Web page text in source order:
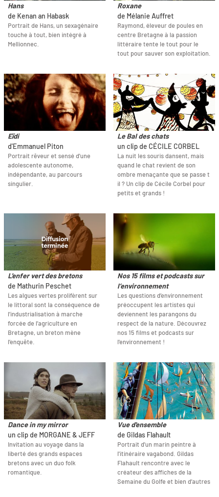
Hans
de Kenan an Habask
Portrait de Hans, un sexagénaire
touche à tout, bien intégré à
Mellionnec.
Roxane
de Mélanie Auffret
Raymond, éleveur de poules en
centre Bretagne à la passion
littéraire tente le tout pour le
tout pour sauver son exploitation.
Eïdi
d'Emmanuel Piton
Portrait rêveur et sensé d'une
adolescente autonome,
indépendante, au parcours
singulier.
Le Bal des chats
un clip de CÉCILE CORBEL
La nuit les souris dansent, mais
quand le chat revient de son
ombre menaçante que se passe t
il ? Un clip de Cécile Corbel pour
petits et grands !
L'enfer vert des bretons
de Mathurin Peschet
Les algues vertes prolifèrent sur
le littoral sont la conséquence de
l’industrialisation à marche
forcée de l’agriculture en
Bretagne, un breton mène
l’enquête.
Nos 15 films et podcasts sur
l’environnement
Les questions d’environnement
préoccupent les artistes qui
deviennent les parangons du
respect de la nature. Découvrez
nos 15 films et podcasts sur
l'environnement !
Dance in my mirror
un clip de MORGANE & JEFF
Invitation au voyage dans la
liberté des grands espaces
bretons avec un duo folk
romantique.
Vue d'ensemble
de Gildas Flahault
Portrait d'un marin peintre à
l'itinéraire vagabond. Gildas
Flahault rencontre avec le
créateur des affiches de la
Semaine du Golfe et bien d’autres